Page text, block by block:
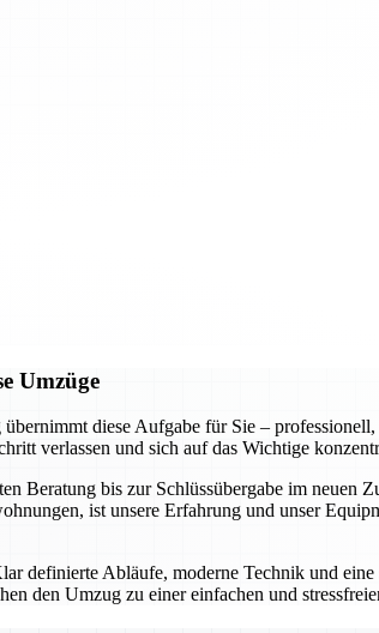
Umzüge
diese Aufgabe für Sie –
verlassen und sich auf das Wichtige
Beratung bis zur Schlüssübergabe im neuen
ist unsere Erfahrung und unser
definierte Abläufe, moderne Technik und eine
den Umzug zu einer einfachen und